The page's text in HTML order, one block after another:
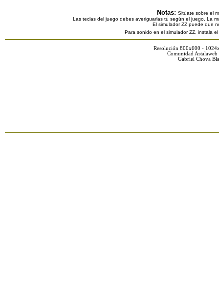
Notas: Sitúate sobre el
Las teclas del juego debes averiguarlas tú según el juego. La
El simulador ZZ puede que
Para sonido en el simulador ZZ, instala
Resolución 800x600 -
Comunidad
Gabriel Chova